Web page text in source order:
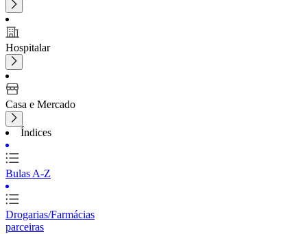
Hospitalar
Casa e Mercado
Índices
Bulas A-Z
Drogarias/Farmácias
parceiras